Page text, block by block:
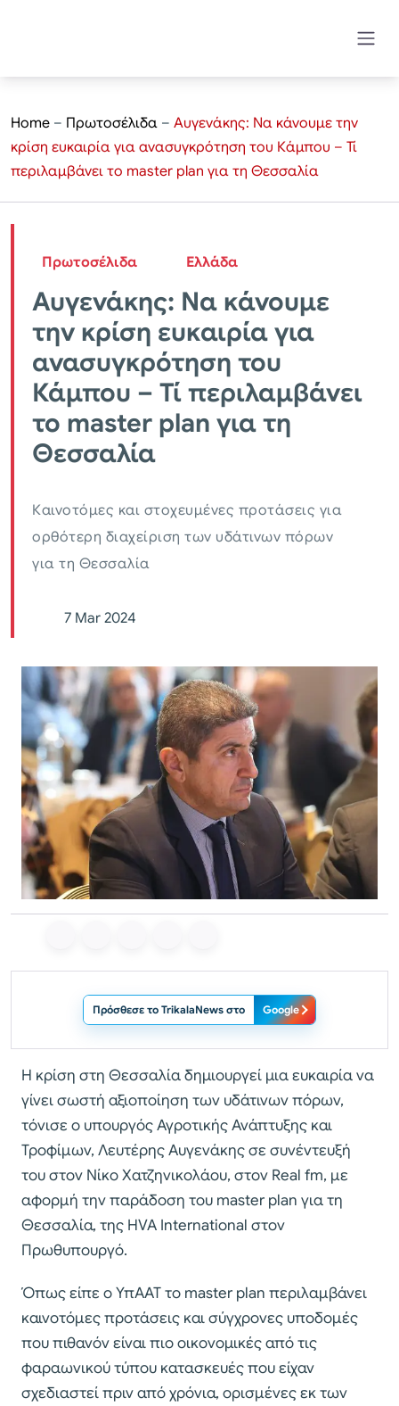
Home – Πρωτοσέλιδα – Αυγενάκης: Να κάνουμε την
κρίση ευκαιρία για ανασυγκρότηση του Κάμπου – Τί
περιλαμβάνει το master plan για τη Θεσσαλία
Πρωτοσέλιδα Ελλάδα
Αυγενάκης: Να κάνουμε
την κρίση ευκαιρία για
ανασυγκρότηση του
Κάμπου – Τί περιλαμβάνει
το master plan για τη
Θεσσαλία
Καινοτόμες και στοχευμένες προτάσεις για
ορθότερη διαχείριση των υδάτινων πόρων
για τη Θεσσαλία
7 Mar 2024
Πρόσθεσε το TrikalaNews στο Google
Η κρίση στη Θεσσαλία δημιουργεί μια ευκαιρία να
γίνει σωστή αξιοποίηση των υδάτινων πόρων,
τόνισε ο υπουργός Αγροτικής Ανάπτυξης και
Τροφίμων, Λευτέρης Αυγενάκης σε συνέντευξή
του στον Νίκο Χατζηνικολάου, στον Real fm, με
αφορμή την παράδοση του master plan για τη
Θεσσαλία, της HVA International στον
Πρωθυπουργό.
Όπως είπε ο ΥπΑΑΤ το master plan περιλαμβάνει
καινοτόμες προτάσεις και σύγχρονες υποδομές
που πιθανόν είναι πιο οικονομικές από τις
φαραωνικού τύπου κατασκευές που είχαν
σχεδιαστεί πριν από χρόνια, ορισμένες εκ των